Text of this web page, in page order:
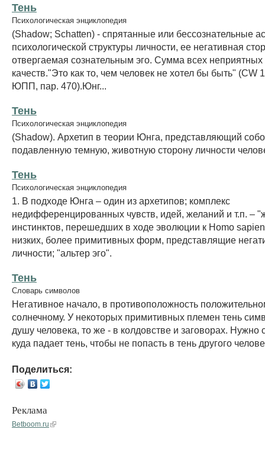
Тень
Психологическая энциклопедия
(Shadow; Schatten) - спрятанные или бессознательные
психологической структуры личности, ее негативная
отвергаемая сознательным эго. Сумма всех
качеств."Это как то, чем человек не хотел бы быть" (CW
ЮПП, пар. 470).Юнг...
Тень
Психологическая энциклопедия
(Shadow). Архетип в теории Юнга, представляющий
подавленную темную, животную сторону личности
Тень
Психологическая энциклопедия
1. В подходе Юнга – один из архетипов; комплекс
недифференцированных чувств, идей, желаний и т.п. –
инстинктов, перешедших в ходе эволюции к Homo
низких, более примитивных форм, представлящие
личности; "альтер эго".
Тень
Словарь символов
Негативное начало, в противоположность
солнечному. У некоторых примитивных племен тень
душу человека, то же - в колдовстве и заговорах. Нужно
куда падает тень, чтобы не попасть в тень другого
Поделиться:
Реклама
Betboom.ru